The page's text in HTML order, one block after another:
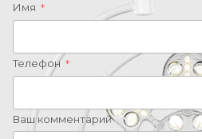
Имя *
Телефон *
Ваш комментарий